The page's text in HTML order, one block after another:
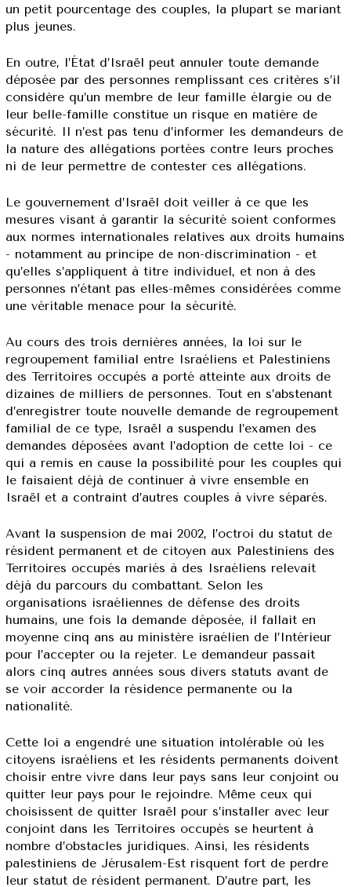
un petit pourcentage des couples, la plupart se mariant
plus jeunes.
En outre, l’État d’Israël peut annuler toute demande
déposée par des personnes remplissant ces critères s’il
considère qu’un membre de leur famille élargie ou de
leur belle-famille constitue un risque en matière de
sécurité. Il n’est pas tenu d’informer les demandeurs de
la nature des allégations portées contre leurs proches
ni de leur permettre de contester ces allégations.
Le gouvernement d’Israël doit veiller à ce que les
mesures visant à garantir la sécurité soient conformes
aux normes internationales relatives aux droits humains
- notamment au principe de non-discrimination - et
qu’elles s’appliquent à titre individuel, et non à des
personnes n’étant pas elles-mêmes considérées comme
une véritable menace pour la sécurité.
Au cours des trois dernières années, la loi sur le
regroupement familial entre Israéliens et Palestiniens
des Territoires occupés a porté atteinte aux droits de
dizaines de milliers de personnes. Tout en s’abstenant
d’enregistrer toute nouvelle demande de regroupement
familial de ce type, Israël a suspendu l’examen des
demandes déposées avant l’adoption de cette loi - ce
qui a remis en cause la possibilité pour les couples qui
le faisaient déjà de continuer à vivre ensemble en
Israël et a contraint d’autres couples à vivre séparés.
Avant la suspension de mai 2002, l’octroi du statut de
résident permanent et de citoyen aux Palestiniens des
Territoires occupés mariés à des Israéliens relevait
déjà du parcours du combattant. Selon les
organisations israéliennes de défense des droits
humains, une fois la demande déposée, il fallait en
moyenne cinq ans au ministère israélien de l’Intérieur
pour l’accepter ou la rejeter. Le demandeur passait
alors cinq autres années sous divers statuts avant de
se voir accorder la résidence permanente ou la
nationalité.
Cette loi a engendré une situation intolérable où les
citoyens israéliens et les résidents permanents doivent
choisir entre vivre dans leur pays sans leur conjoint ou
quitter leur pays pour le rejoindre. Même ceux qui
choisissent de quitter Israël pour s’installer avec leur
conjoint dans les Territoires occupés se heurtent à
nombre d’obstacles juridiques. Ainsi, les résidents
palestiniens de Jérusalem-Est risquent fort de perdre
leur statut de résident permanent. D’autre part, les